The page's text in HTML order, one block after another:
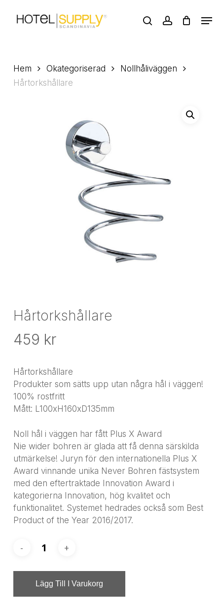
searchaccount
Hem Okategoriserad
Nollhåliväggen
Hårtorkshållare
Hårtorkshållare
459 kr
Hårtorkshållare
Produkter som sätts upp utan några hål i väggen!
100% rostfritt
Mått: L100xH160xD135mm
Noll hål i väggen har fått Plus X Award
Nie wider bohren är glada att få denna särskilda
utmärkelse! Juryn för den internationella Plus X
Award vinnande unika Never Bohren fästsystem
med den eftertraktade Innovation Award i
kategorierna Innovation, hög kvalitet och
funktionalitet. Systemet hedrades också som Best
Product of the Year 2016/2017.
Lägg Till I Varukorg